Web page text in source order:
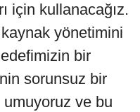
için kullanacağız.
yönetimini
bir
sorunsuz bir
umuyoruz ve bu